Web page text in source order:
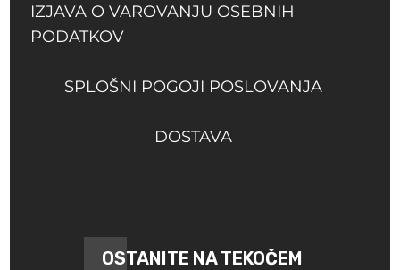
IZJAVA O VAROVANJU OSEBNIH
PODATKOV
SPLOŠNI POGOJI POSLOVANJA
DOSTAVA
OSTANITE NA TEKOČEM